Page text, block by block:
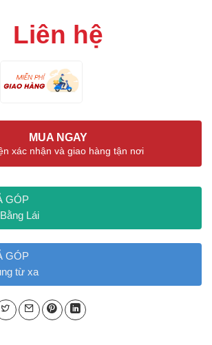
Liên hệ
MUA NGAY
xác nhận và giao hàng tận nơi
GÓP
Lái
GÓP
từ xa